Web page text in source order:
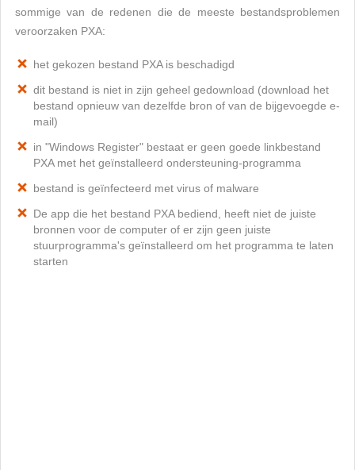
sommige van de redenen die de meeste bestandsproblemen
veroorzaken PXA:
het gekozen bestand PXA is beschadigd
dit bestand is niet in zijn geheel gedownload (download het
bestand opnieuw van dezelfde bron of van de bijgevoegde e-
mail)
in "Windows Register" bestaat er geen goede linkbestand
PXA met het geïnstalleerd ondersteuning-programma
bestand is geïnfecteerd met virus of malware
De app die het bestand PXA bediend, heeft niet de juiste
bronnen voor de computer of er zijn geen juiste
stuurprogramma's geïnstalleerd om het programma te laten
starten